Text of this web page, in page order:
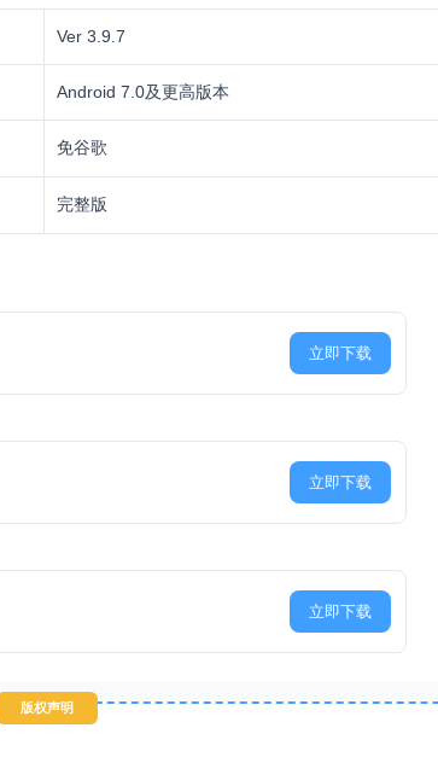
Ver 3.9.7
Android 7.0及更高版本
免谷歌
完整版
立即下载
立即下载
立即下载
版权声明